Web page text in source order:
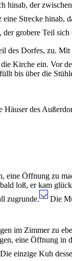
hinab, der
Strecke hinab,
der grobere Teil
des Dorfes, zu.
Kirche ein. Vor
bis über die
des
eine Öffnung zu
loß, er kam
zugrunde.
Die
im Zimmer zu
eine Öffnung in
Die einzige Kuh